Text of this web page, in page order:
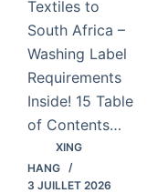
Textiles to
South Africa –
Washing Label
Requirements
Inside! 15 Table
of Contents…
XING
HANG
3 JUILLET 2026